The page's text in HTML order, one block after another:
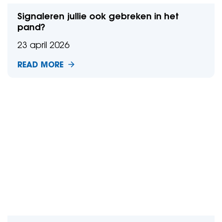
Signaleren jullie ook gebreken in het
pand?
23 april 2026
READ MORE